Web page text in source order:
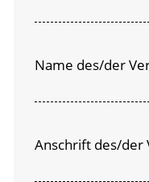
Name des/der
Anschrift des/der